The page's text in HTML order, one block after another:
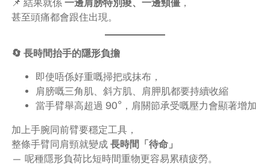
📌 結果就係 一邊肩膀特別痠、一邊頸僵，
甚至頭痛都會跟住出現。
🔄 長時間抬手的隱形負擔
即使唔係好重嘅掃把或抹布，
肩膀嘅三角肌、斜方肌、肩胛肌都要持續收縮
當手臂舉高超過 90°，肩關節承受嘅壓力會顯著增加
加上手腕同前臂要穩定工具，
整條手臂同肩頸就變成 長時間「待命」
— 呢種隱形負荷比短時間重物更容易累積疲勞。